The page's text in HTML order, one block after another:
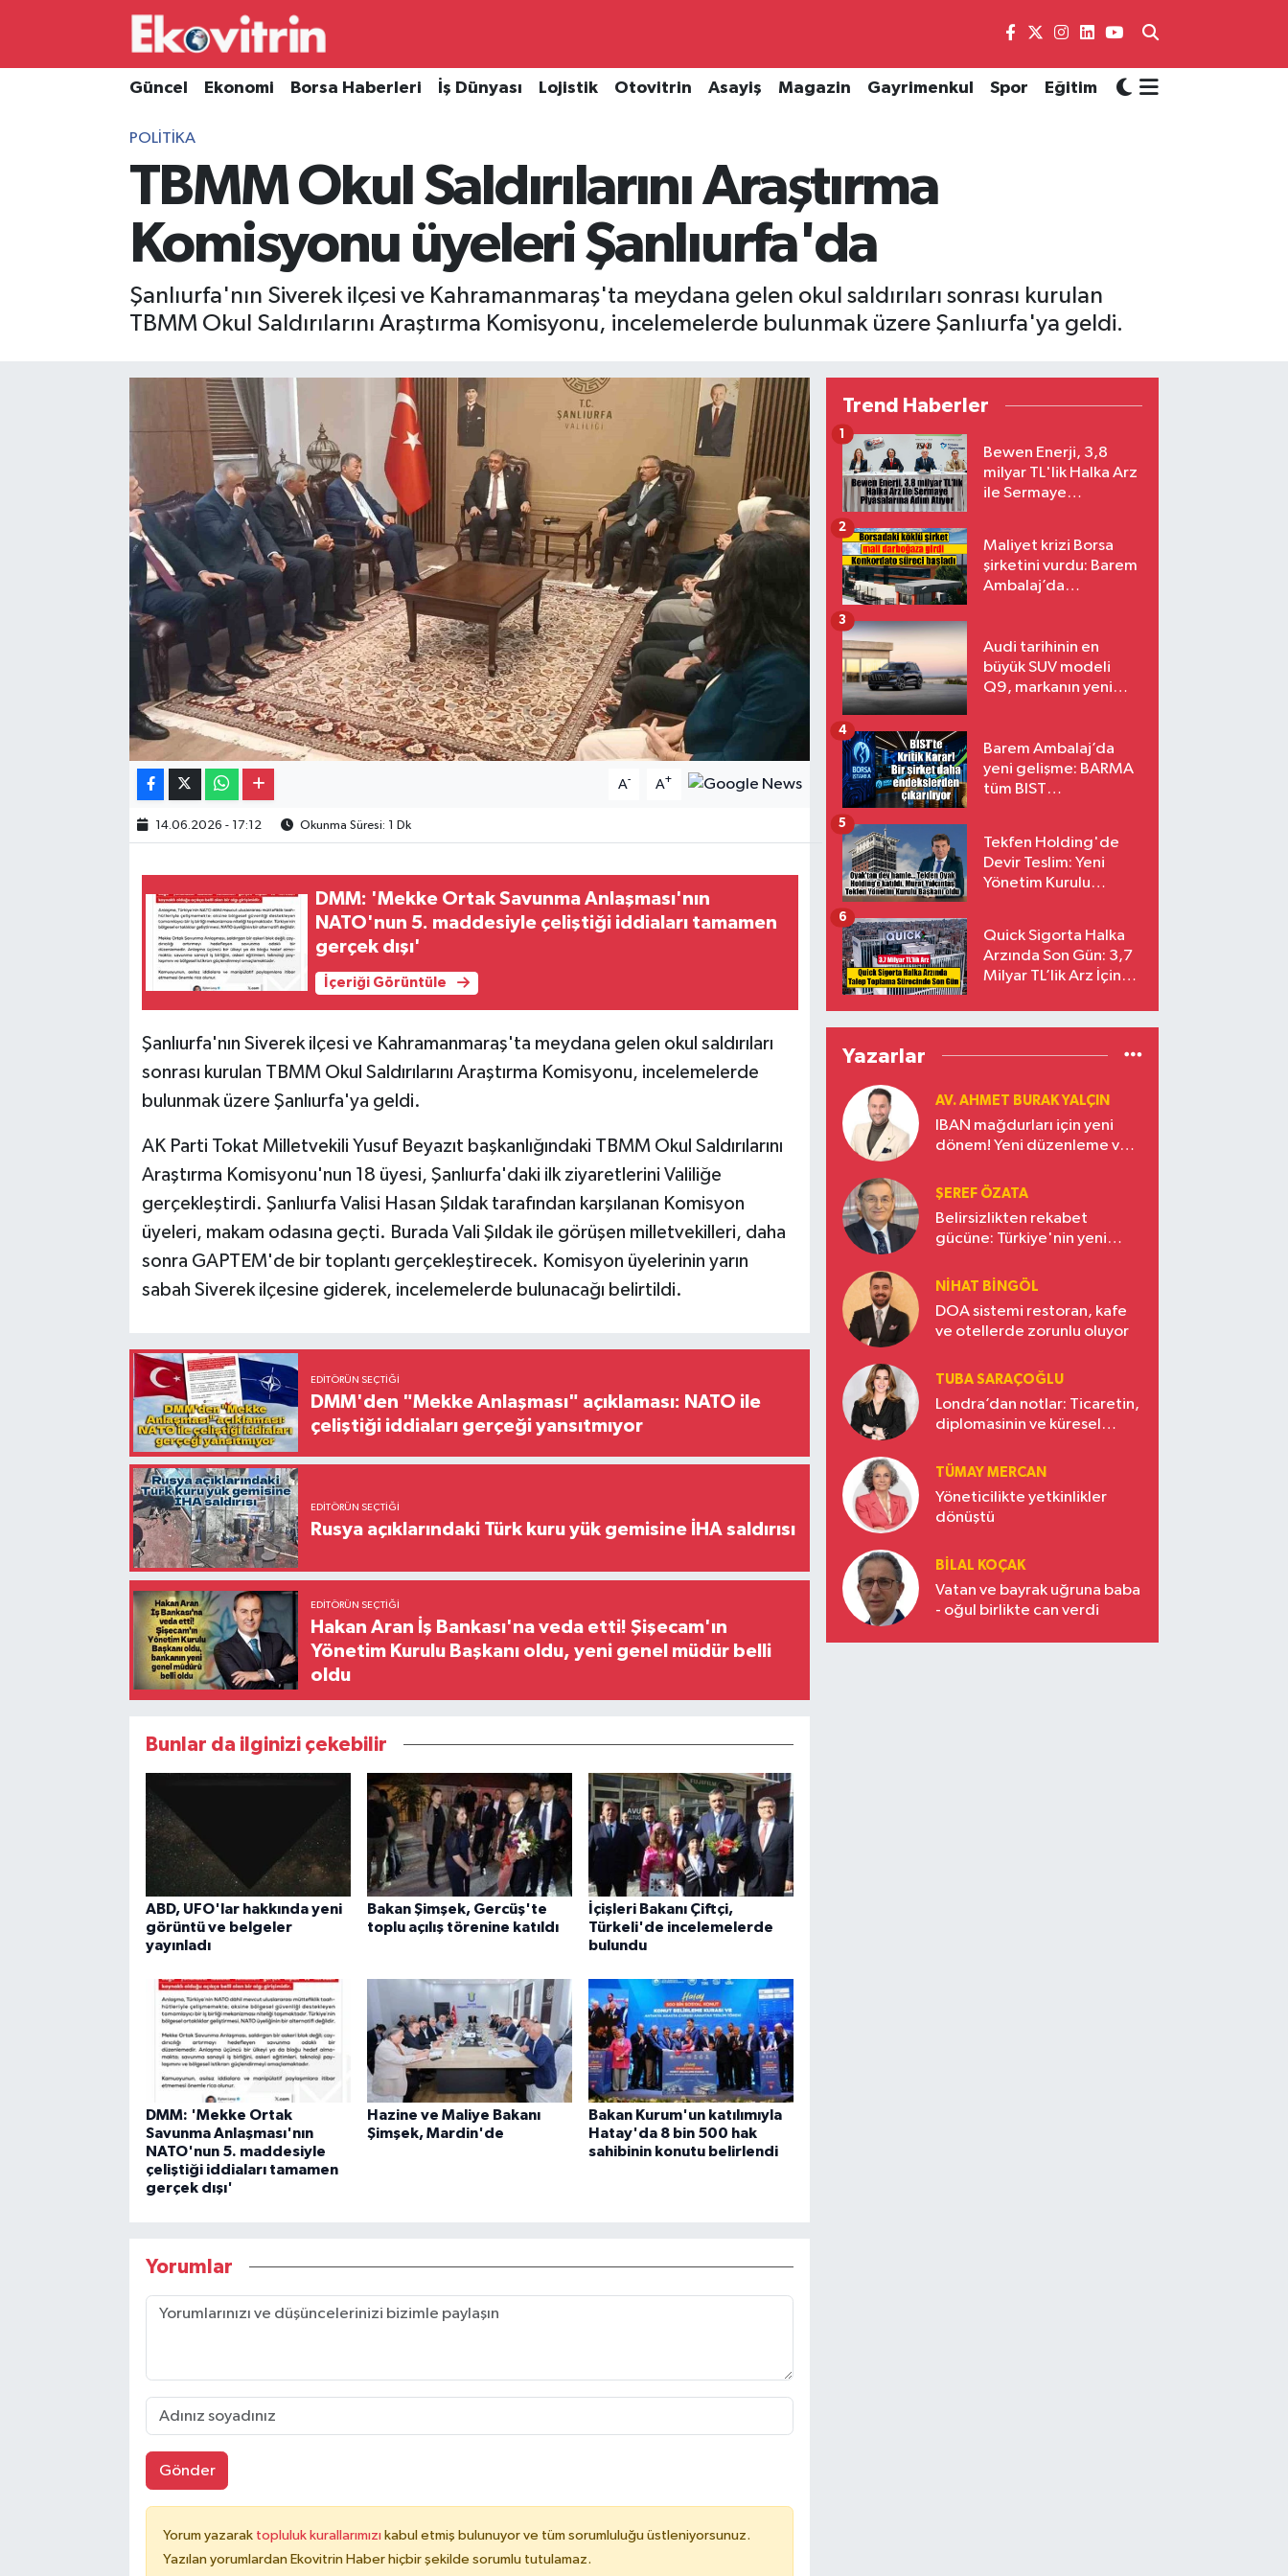
Güncel Ekonomi Borsa Haberleri İş Dünyası Lojistik Otovitrin Asayiş Magazin Gayrimenkul Spor Eğitim
POLITIKA
TBMM Okul Saldırılarını Araştırma
Komisyonu üyeleri Şanlıurfa'da
Şanlıurfa'nın Siverek ilçesi ve Kahramanmaraş'ta meydana gelen okul saldırıları sonrası kurulan
TBMM Okul Saldırılarını Araştırma Komisyonu, incelemelerde bulunmak üzere Şanlıurfa'ya geldi.
A- A+
14.06.2026 - 17:12 Okunma Süresi: 1 Dk
DMM: 'Mekke Ortak Savunma Anlaşması'nın
NATO'nun 5. maddesiyle çeliştiği iddiaları tamamen
gerçek dışı'
İçeriği Görüntüle
Şanlıurfa'nın Siverek ilçesi ve Kahramanmaraş'ta meydana gelen okul saldırıları
sonrası kurulan TBMM Okul Saldırılarını Araştırma Komisyonu, incelemelerde
bulunmak üzere Şanlıurfa'ya geldi.
AK Parti Tokat Milletvekili Yusuf Beyazıt başkanlığındaki TBMM Okul Saldırılarını
Araştırma Komisyonu'nun 18 üyesi, Şanlıurfa'daki ilk ziyaretlerini Valiliğe
gerçekleştirdi. Şanlıurfa Valisi Hasan Şıldak tarafından karşılanan Komisyon
üyeleri, makam odasına geçti. Burada Vali Şıldak ile görüşen milletvekilleri, daha
sonra GAPTEM'de bir toplantı gerçekleştirecek. Komisyon üyelerinin yarın
sabah Siverek ilçesine giderek, incelemelerde bulunacağı belirtildi.
EDITÖRÜN SEÇTIĞI
DMM'den "Mekke Anlaşması" açıklaması: NATO ile
çeliştiği iddiaları gerçeği yansıtmıyor
EDITÖRÜN SEÇTIĞI
Rusya açıklarındaki Türk kuru yük gemisine İHA saldırısı
EDITÖRÜN SEÇTIĞI
Hakan Aran İş Bankası'na veda etti! Şişecam'ın
Yönetim Kurulu Başkanı oldu, yeni genel müdür belli
oldu
Bunlar da ilginizi çekebilir
ABD, UFO'lar hakkında yeni
görüntü ve belgeler
yayınladı
Bakan Şimşek, Gercüş'te
toplu açılış törenine katıldı
İçişleri Bakanı Çiftçi,
Türkeli'de incelemelerde
bulundu
DMM: 'Mekke Ortak
Savunma Anlaşması'nın
NATO'nun 5. maddesiyle
çeliştiği iddiaları tamamen
gerçek dışı'
Hazine ve Maliye Bakanı
Şimşek, Mardin'de
Bakan Kurum'un katılımıyla
Hatay'da 8 bin 500 hak
sahibinin konutu belirlendi
Yorumlar
Gönder
Yorum yazarak topluluk kurallarımızı kabul etmiş bulunuyor ve tüm sorumluluğu üstleniyorsunuz.
Yazılan yorumlardan Ekovitrin Haber hiçbir şekilde sorumlu tutulamaz.
Trend Haberler
Bewen Enerji, 3,8
milyar TL'lik Halka Arz
ile Sermaye
1
Maliyet krizi Borsa
şirketini vurdu: Barem
Ambalaj’da
2
Audi tarihinin en
büyük SUV modeli
Q9, markanın yeni
3
Barem Ambalaj’da
yeni gelişme: BARMA
tüm BIST
4
Tekfen Holding'de
Devir Teslim: Yeni
Yönetim Kurulu
5
Quick Sigorta Halka
Arzında Son Gün: 3,7
Milyar TL’lik Arz İçin
Eriyor
6
Yazarlar
AV. AHMET BURAK YALÇIN
IBAN mağdurları için yeni
dönem! Yeni düzenleme ve
ŞEREF ÖZATA
Belirsizlikten rekabet
gücüne: Türkiye'nin yeni
NIHAT BINGÖL
DOA sistemi restoran, kafe
ve otellerde zorunlu oluyor
TUBA SARAÇOĞLU
Londra’dan notlar: Ticaretin,
diplomasinin ve küresel
Türkiye’nin yükselen gücü
TÜMAY MERCAN
Yöneticilikte yetkinlikler
dönüştü
BILAL KOÇAK
Vatan ve bayrak uğruna baba
- oğul birlikte can verdi
Güncel
Borsa Haberleri
Hava Durumu
Süper Lig Puan Durumu ve Fikstür
Tüm Manşetler
Son Dakika Haberleri
Haber Arşivi